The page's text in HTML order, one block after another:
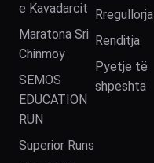
e Kavadarcit
Maratona Sri
Chinmoy
SEMOS
EDUCATION
RUN
Superior Runs
Rregullorja
Renditja
Pyetje të
shpeshta